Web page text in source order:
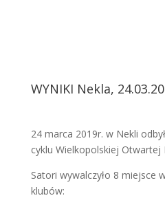
WYNIKI Nekla,
24 marca 2019r. w Nekli
cyklu Wielkopolskiej Otwartej
Satori wywalczyło 8 miejsce
klubów: